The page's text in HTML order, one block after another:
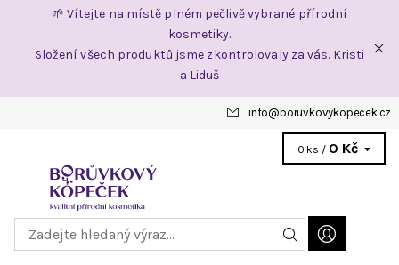
🌱 Vítejte na místě plném pečlivě vybrané přírodní
kosmetiky.
Složení všech produktů jsme zkontrolovaly za vás. Kristi
a Liduš
info@ boruvkovykopecek.cz
0 ks / 0 Kč